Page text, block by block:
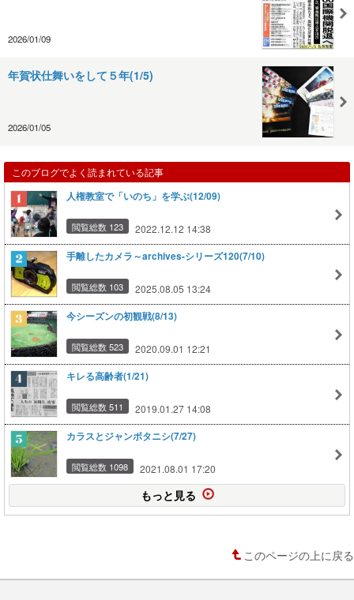
2026/01/09
年賀状仕舞いをして５年(1/5)
2026/01/05
このブログでよく読まれている記事
人権教室で「いのち」を学ぶ(12/09)
閲覧総数 123 2022.12.12 14:38
手離したカメラ～archives-シリーズ120(7/10)
閲覧総数 103 2025.08.05 13:24
今シーズンの初観戦(8/13)
閲覧総数 523 2020.09.01 12:21
キレる高齢者(1/21)
閲覧総数 511 2019.01.27 14:08
カラスとジャンボタニシ(7/27)
閲覧総数 1098 2021.08.01 17:20
もっと見る
このページの上に戻る